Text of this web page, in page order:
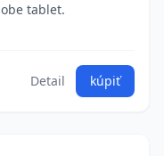
tablet.
Detail kúpiť